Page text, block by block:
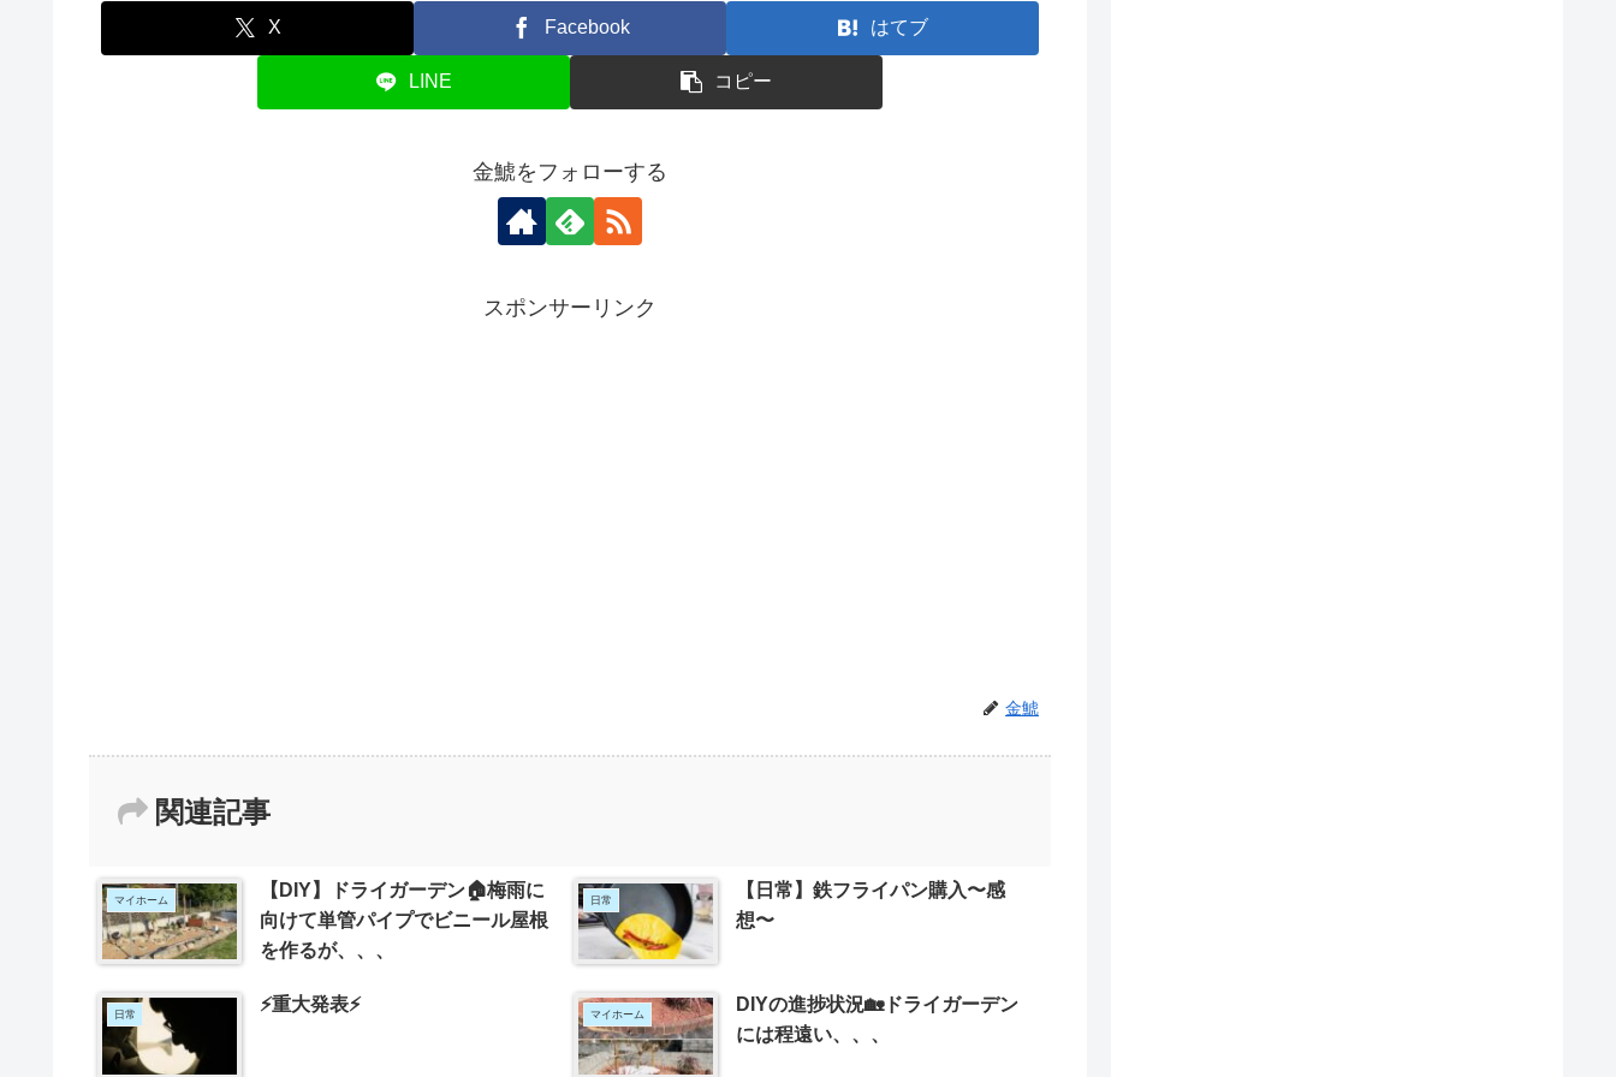
X Facebook はてブ
LINE コピー
金鯱をフォローする
スポンサーリンク
金鯱
関連記事
マイホーム
【DIY】ドライガーデン🏠梅雨に
向けて単管パイプでビニール屋根
を作るが、、、
日常
【日常】鉄フライパン購入〜感
想〜
日常 ⚡重大発表⚡ マイホーム
DIYの進捗状況🏡ドライガーデン
には程遠い、、、